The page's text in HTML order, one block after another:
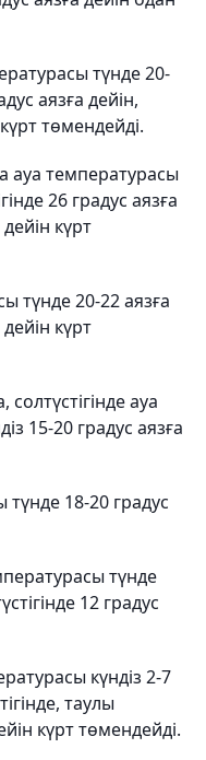
түнде 20-
аязға дейін,
төмендейді.
ауа температурасы
26 градус аязға
күрт
түнде 20-22 аязға
күрт
ауа
15-20 градус аязға
18-20 градус
түнде
12 градус
күндіз 2-7
таулы
күрт төмендейді.